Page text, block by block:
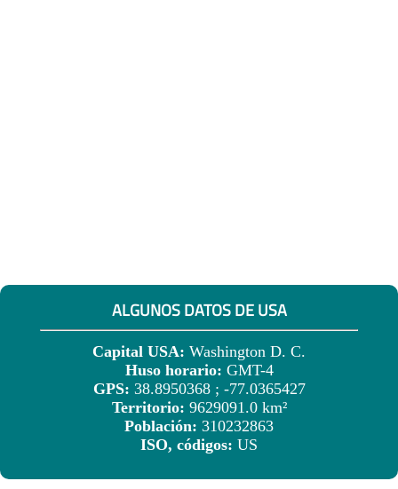
ALGUNOS DATOS DE USA
Capital USA: Washington D. C.
Huso horario: GMT-4
GPS: 38.8950368 ; -77.0365427
Territorio: 9629091.0 km²
Población: 310232863
ISO, códigos: US